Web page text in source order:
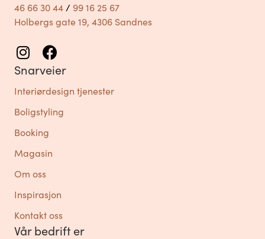
46 66 30 44 / 99 16 25 67
Holbergs gate 19, 4306 Sandnes
Snarveier
Interiørdesign tjenester
Boligstyling
Booking
Magasin
Om oss
Inspirasjon
Kontakt oss
Vår bedrift er